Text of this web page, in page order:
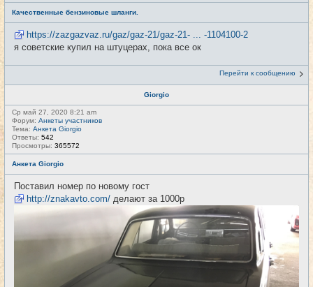
Качественные бензиновые шланги.
https://zazgazvaz.ru/gaz/gaz-21/gaz-21- ... -1104100-2
я советские купил на штуцерах, пока все ок
Перейти к сообщению
Giorgio
Ср май 27, 2020 8:21 am
Форум: Анкеты участников
Тема: Анкета Giorgio
Ответы: 542
Просмотры: 365572
Анкета Giorgio
Поставил номер по новому гост
http://znakavto.com/ делают за 1000р